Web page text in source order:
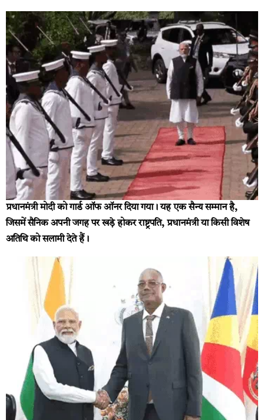
प्रधानमंत्री मोदी को गार्ड ऑफ ऑनर दिया गया। यह एक सैन्य सम्मान है,
जिसमें सैनिक अपनी जगह पर खड़े होकर राष्ट्रपति, प्रधानमंत्री या किसी विशेष
अतिथि को सलामी देते हैं।